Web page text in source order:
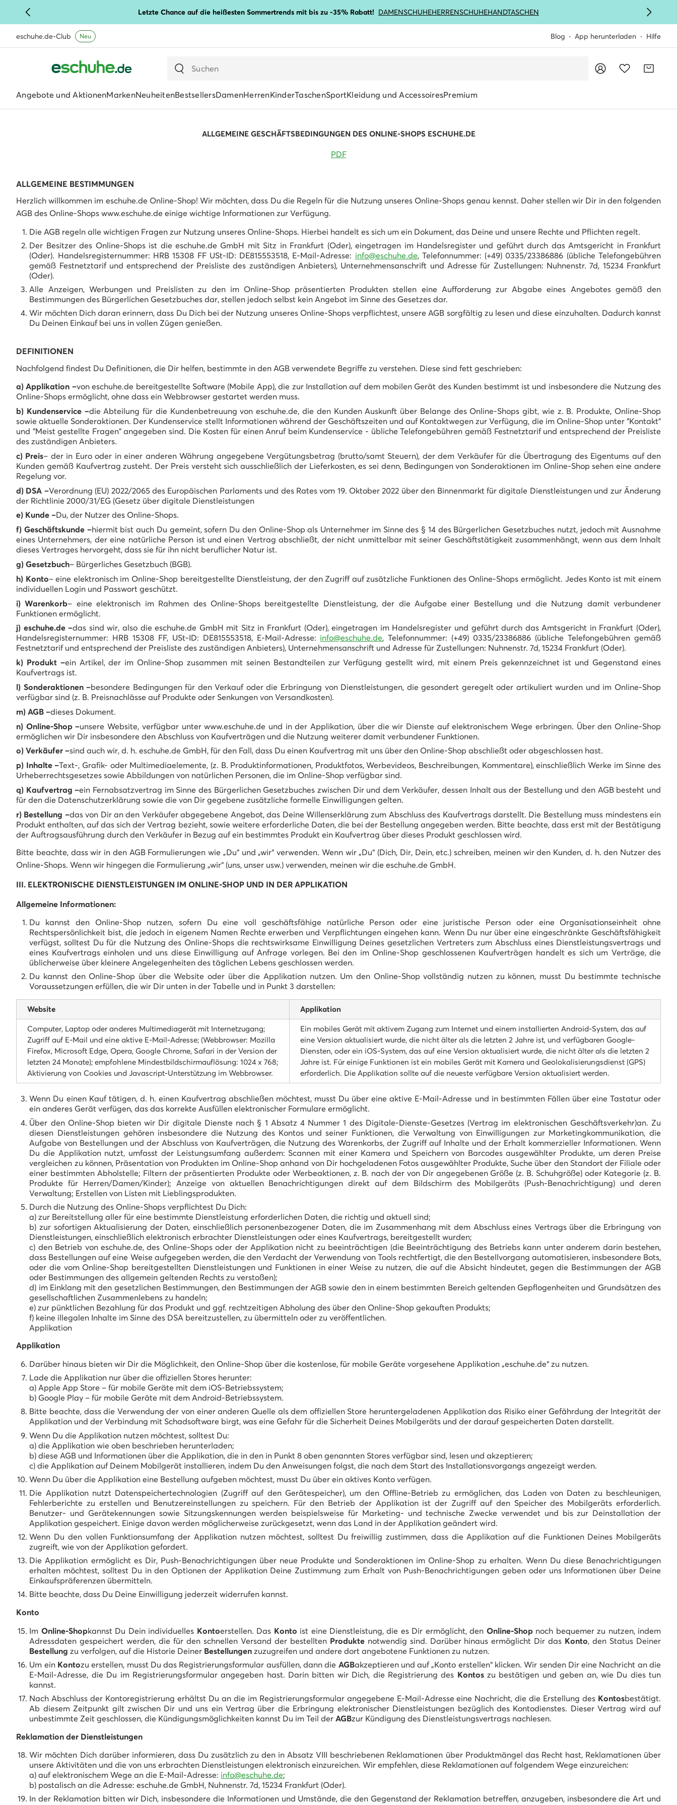
Letzte Chance auf die heißesten Sommertrends mit bis zu -35% Rabatt! DAMENSCHUHEHERRENSCHUHEHANDTASCHEN
eschuhe.de-Club Neu Blog App herunterladen Hilfe
Angebote und AktionenMarkenNeuheitenBestsellersDamenHerrenKinderTaschenSportKleidung und AccessoiresPremium
ALLGEMEINE GESCHÄFTSBEDINGUNGEN DES ONLINE-SHOPS ESCHUHE.DE
PDF
ALLGEMEINE BESTIMMUNGEN
Herzlich willkommen im eschuhe.de Online-Shop! Wir möchten, dass Du die Regeln für die Nutzung unseres Online-Shops genau kennst. Daher stellen wir Dir in den folgenden
AGB des Online-Shops www.eschuhe.de einige wichtige Informationen zur Verfügung.
Die AGB regeln alle wichtigen Fragen zur Nutzung unseres Online-Shops. Hierbei handelt es sich um ein Dokument, das Deine und unsere Rechte und Pflichten regelt.
Der Besitzer des Online-Shops ist die eschuhe.de GmbH mit Sitz in Frankfurt (Oder), eingetragen im Handelsregister und geführt durch das Amtsgericht in Frankfurt
(Oder). Handelsregisternummer: HRB 15308 FF USt-ID: DE815553518, E-Mail-Adresse: info@eschuhe.de, Telefonnummer: (+49) 0335/23386886 (übliche Telefongebühren
gemäß Festnetztarif und entsprechend der Preisliste des zuständigen Anbieters), Unternehmensanschrift und Adresse für Zustellungen: Nuhnenstr. 7d, 15234 Frankfurt
(Oder).
Alle Anzeigen, Werbungen und Preislisten zu den im Online-Shop präsentierten Produkten stellen eine Aufforderung zur Abgabe eines Angebotes gemäß den
Bestimmungen des Bürgerlichen Gesetzbuches dar, stellen jedoch selbst kein Angebot im Sinne des Gesetzes dar.
Wir möchten Dich daran erinnern, dass Du Dich bei der Nutzung unseres Online-Shops verpflichtest, unsere AGB sorgfältig zu lesen und diese einzuhalten. Dadurch kannst
Du Deinen Einkauf bei uns in vollen Zügen genießen.
DEFINITIONEN
Nachfolgend findest Du Definitionen, die Dir helfen, bestimmte in den AGB verwendete Begriffe zu verstehen. Diese sind fett geschrieben:
a) Applikation –von eschuhe.de bereitgestellte Software (Mobile App), die zur Installation auf dem mobilen Gerät des Kunden bestimmt ist und insbesondere die Nutzung des
Online-Shops ermöglicht, ohne dass ein Webbrowser gestartet werden muss.
b) Kundenservice –die Abteilung für die Kundenbetreuung von eschuhe.de, die den Kunden Auskunft über Belange des Online-Shops gibt, wie z. B. Produkte, Online-Shop
sowie aktuelle Sonderaktionen. Der Kundenservice stellt Informationen während der Geschäftszeiten und auf Kontaktwegen zur Verfügung, die im Online-Shop unter "Kontakt"
und "Meist gestellte Fragen" angegeben sind. Die Kosten für einen Anruf beim Kundenservice - übliche Telefongebühren gemäß Festnetztarif und entsprechend der Preisliste
des zuständigen Anbieters.
c) Preis– der in Euro oder in einer anderen Währung angegebene Vergütungsbetrag (brutto/samt Steuern), der dem Verkäufer für die Übertragung des Eigentums auf den
Kunden gemäß Kaufvertrag zusteht. Der Preis versteht sich ausschließlich der Lieferkosten, es sei denn, Bedingungen von Sonderaktionen im Online-Shop sehen eine andere
Regelung vor.
d) DSA –Verordnung (EU) 2022/2065 des Europäischen Parlaments und des Rates vom 19. Oktober 2022 über den Binnenmarkt für digitale Dienstleistungen und zur Änderung
der Richtlinie 2000/31/EG (Gesetz über digitale Dienstleistungen
e) Kunde –Du, der Nutzer des Online-Shops.
f) Geschäftskunde –hiermit bist auch Du gemeint, sofern Du den Online-Shop als Unternehmer im Sinne des § 14 des Bürgerlichen Gesetzbuches nutzt, jedoch mit Ausnahme
eines Unternehmers, der eine natürliche Person ist und einen Vertrag abschließt, der nicht unmittelbar mit seiner Geschäftstätigkeit zusammenhängt, wenn aus dem Inhalt
dieses Vertrages hervorgeht, dass sie für ihn nicht beruflicher Natur ist.
g) Gesetzbuch– Bürgerliches Gesetzbuch (BGB).
h) Konto– eine elektronisch im Online-Shop bereitgestellte Dienstleistung, der den Zugriff auf zusätzliche Funktionen des Online-Shops ermöglicht. Jedes Konto ist mit einem
individuellen Login und Passwort geschützt.
i) Warenkorb– eine elektronisch im Rahmen des Online-Shops bereitgestellte Dienstleistung, der die Aufgabe einer Bestellung und die Nutzung damit verbundener
Funktionen ermöglicht.
j) eschuhe.de –das sind wir, also die eschuhe.de GmbH mit Sitz in Frankfurt (Oder), eingetragen im Handelsregister und geführt durch das Amtsgericht in Frankfurt (Oder),
Handelsregisternummer: HRB 15308 FF, USt-ID: DE815553518, E-Mail-Adresse: info@eschuhe.de, Telefonnummer: (+49) 0335/23386886 (übliche Telefongebühren gemäß
Festnetztarif und entsprechend der Preisliste des zuständigen Anbieters), Unternehmensanschrift und Adresse für Zustellungen: Nuhnenstr. 7d, 15234 Frankfurt (Oder).
k) Produkt –ein Artikel, der im Online-Shop zusammen mit seinen Bestandteilen zur Verfügung gestellt wird, mit einem Preis gekennzeichnet ist und Gegenstand eines
Kaufvertrags ist.
l) Sonderaktionen –besondere Bedingungen für den Verkauf oder die Erbringung von Dienstleistungen, die gesondert geregelt oder artikuliert wurden und im Online-Shop
verfügbar sind (z. B. Preisnachlässe auf Produkte oder Senkungen von Versandkosten).
m) AGB –dieses Dokument.
n) Online-Shop –unsere Website, verfügbar unter www.eschuhe.de und in der Applikation, über die wir Dienste auf elektronischem Wege erbringen. Über den Online-Shop
ermöglichen wir Dir insbesondere den Abschluss von Kaufverträgen und die Nutzung weiterer damit verbundener Funktionen.
o) Verkäufer –sind auch wir, d. h. eschuhe.de GmbH, für den Fall, dass Du einen Kaufvertrag mit uns über den Online-Shop abschließt oder abgeschlossen hast.
p) Inhalte –Text-, Grafik- oder Multimediaelemente, (z. B. Produktinformationen, Produktfotos, Werbevideos, Beschreibungen, Kommentare), einschließlich Werke im Sinne des
Urheberrechtsgesetzes sowie Abbildungen von natürlichen Personen, die im Online-Shop verfügbar sind.
q) Kaufvertrag –ein Fernabsatzvertrag im Sinne des Bürgerlichen Gesetzbuches zwischen Dir und dem Verkäufer, dessen Inhalt aus der Bestellung und den AGB besteht und
für den die Datenschutzerklärung sowie die von Dir gegebene zusätzliche formelle Einwilligungen gelten.
r) Bestellung –das von Dir an den Verkäufer abgegebene Angebot, das Deine Willenserklärung zum Abschluss des Kaufvertrags darstellt. Die Bestellung muss mindestens ein
Produkt enthalten, auf das sich der Vertrag bezieht, sowie weitere erforderliche Daten, die bei der Bestellung angegeben werden. Bitte beachte, dass erst mit der Bestätigung
der Auftragsausführung durch den Verkäufer in Bezug auf ein bestimmtes Produkt ein Kaufvertrag über dieses Produkt geschlossen wird.
Bitte beachte, dass wir in den AGB Formulierungen wie „Du“ und „wir“ verwenden. Wenn wir „Du“ (Dich, Dir, Dein, etc.) schreiben, meinen wir den Kunden, d. h. den Nutzer des
Online-Shops. Wenn wir hingegen die Formulierung „wir“ (uns, unser usw.) verwenden, meinen wir die eschuhe.de GmbH.
III. ELEKTRONISCHE DIENSTLEISTUNGEN IM ONLINE-SHOP UND IN DER APPLIKATION
Allgemeine Informationen:
Du kannst den Online-Shop nutzen, sofern Du eine voll geschäftsfähige natürliche Person oder eine juristische Person oder eine Organisationseinheit ohne
Rechtspersönlichkeit bist, die jedoch in eigenem Namen Rechte erwerben und Verpflichtungen eingehen kann. Wenn Du nur über eine eingeschränkte Geschäftsfähigkeit
verfügst, solltest Du für die Nutzung des Online-Shops die rechtswirksame Einwilligung Deines gesetzlichen Vertreters zum Abschluss eines Dienstleistungsvertrags und
eines Kaufvertrags einholen und uns diese Einwilligung auf Anfrage vorlegen. Bei den im Online-Shop geschlossenen Kaufverträgen handelt es sich um Verträge, die
üblicherweise über kleinere Angelegenheiten des täglichen Lebens geschlossen werden.
Du kannst den Online-Shop über die Website oder über die Applikation nutzen. Um den Online-Shop vollständig nutzen zu können, musst Du bestimmte technische
Voraussetzungen erfüllen, die wir Dir unten in der Tabelle und in Punkt 3 darstellen:
Website Applikation
Computer, Laptop oder anderes Multimediagerät mit Internetzugang;
Zugriff auf E-Mail und eine aktive E-Mail-Adresse; (Webbrowser: Mozilla
Firefox, Microsoft Edge, Opera, Google Chrome, Safari in der Version der
letzten 24 Monate); empfohlene Mindestbildschirmauflösung: 1024 x 768;
Aktivierung von Cookies und Javascript-Unterstützung im Webbrowser.
Ein mobiles Gerät mit aktivem Zugang zum Internet und einem installierten Android-System, das auf
eine Version aktualisiert wurde, die nicht älter als die letzten 2 Jahre ist, und verfügbaren Google-
Diensten, oder ein iOS-System, das auf eine Version aktualisiert wurde, die nicht älter als die letzten 2
Jahre ist. Für einige Funktionen ist ein mobiles Gerät mit Kamera und Geolokalisierungsdienst (GPS)
erforderlich. Die Applikation sollte auf die neueste verfügbare Version aktualisiert werden.
Wenn Du einen Kauf tätigen, d. h. einen Kaufvertrag abschließen möchtest, musst Du über eine aktive E-Mail-Adresse und in bestimmten Fällen über eine Tastatur oder
ein anderes Gerät verfügen, das das korrekte Ausfüllen elektronischer Formulare ermöglicht.
Über den Online-Shop bieten wir Dir digitale Dienste nach § 1 Absatz 4 Nummer 1 des Digitale-Dienste-Gesetzes (Vertrag im elektronischen Geschäftsverkehr)an. Zu
diesen Dienstleistungen gehören insbesondere die Nutzung des Kontos und seiner Funktionen, die Verwaltung von Einwilligungen zur Marketingkommunikation, die
Aufgabe von Bestellungen und der Abschluss von Kaufverträgen, die Nutzung des Warenkorbs, der Zugriff auf Inhalte und der Erhalt kommerzieller Informationen. Wenn
Du die Applikation nutzt, umfasst der Leistungsumfang außerdem: Scannen mit einer Kamera und Speichern von Barcodes ausgewählter Produkte, um deren Preise
vergleichen zu können, Präsentation von Produkten im Online-Shop anhand von Dir hochgeladenen Fotos ausgewählter Produkte, Suche über den Standort der Filiale oder
einer bestimmten Abholstelle; Filtern der präsentierten Produkte oder Werbeaktionen, z. B. nach der von Dir angegebenen Größe (z. B. Schuhgröße) oder Kategorie (z. B.
Produkte für Herren/Damen/Kinder); Anzeige von aktuellen Benachrichtigungen direkt auf dem Bildschirm des Mobilgeräts (Push-Benachrichtigung) und deren
Verwaltung; Erstellen von Listen mit Lieblingsprodukten.
Durch die Nutzung des Online-Shops verpflichtest Du Dich:
a) zur Bereitstellung aller für eine bestimmte Dienstleistung erforderlichen Daten, die richtig und aktuell sind;
b) zur sofortigen Aktualisierung der Daten, einschließlich personenbezogener Daten, die im Zusammenhang mit dem Abschluss eines Vertrags über die Erbringung von
Dienstleistungen, einschließlich elektronisch erbrachter Dienstleistungen oder eines Kaufvertrags, bereitgestellt wurden;
c) den Betrieb von eschuhe.de, des Online-Shops oder der Applikation nicht zu beeinträchtigen (die Beeinträchtigung des Betriebs kann unter anderem darin bestehen,
dass Bestellungen auf eine Weise aufgegeben werden, die den Verdacht der Verwendung von Tools rechtfertigt, die den Bestellvorgang automatisieren, insbesondere Bots,
oder die vom Online-Shop bereitgestellten Dienstleistungen und Funktionen in einer Weise zu nutzen, die auf die Absicht hindeutet, gegen die Bestimmungen der AGB
oder Bestimmungen des allgemein geltenden Rechts zu verstoßen);
d) im Einklang mit den gesetzlichen Bestimmungen, den Bestimmungen der AGB sowie den in einem bestimmten Bereich geltenden Gepflogenheiten und Grundsätzen des
gesellschaftlichen Zusammenlebens zu handeln;
e) zur pünktlichen Bezahlung für das Produkt und ggf. rechtzeitigen Abholung des über den Online-Shop gekauften Produkts;
f) keine illegalen Inhalte im Sinne des DSA bereitzustellen, zu übermitteln oder zu veröffentlichen.
Applikation
Applikation
Darüber hinaus bieten wir Dir die Möglichkeit, den Online-Shop über die kostenlose, für mobile Geräte vorgesehene Applikation „eschuhe.de“ zu nutzen.
Lade die Applikation nur über die offiziellen Stores herunter:
a) Apple App Store – für mobile Geräte mit dem iOS-Betriebssystem;
b) Google Play – für mobile Geräte mit dem Android-Betriebssystem.
Bitte beachte, dass die Verwendung der von einer anderen Quelle als dem offiziellen Store heruntergeladenen Applikation das Risiko einer Gefährdung der Integrität der
Applikation und der Verbindung mit Schadsoftware birgt, was eine Gefahr für die Sicherheit Deines Mobilgeräts und der darauf gespeicherten Daten darstellt.
Wenn Du die Applikation nutzen möchtest, solltest Du:
a) die Applikation wie oben beschrieben herunterladen;
b) diese AGB und Informationen über die Applikation, die in den in Punkt 8 oben genannten Stores verfügbar sind, lesen und akzeptieren;
c) die Applikation auf Deinem Mobilgerät installieren, indem Du den Anweisungen folgst, die nach dem Start des Installationsvorgangs angezeigt werden.
Wenn Du über die Applikation eine Bestellung aufgeben möchtest, musst Du über ein aktives Konto verfügen.
Die Applikation nutzt Datenspeichertechnologien (Zugriff auf den Gerätespeicher), um den Offline-Betrieb zu ermöglichen, das Laden von Daten zu beschleunigen,
Fehlerberichte zu erstellen und Benutzereinstellungen zu speichern. Für den Betrieb der Applikation ist der Zugriff auf den Speicher des Mobilgeräts erforderlich.
Benutzer- und Gerätekennungen sowie Sitzungskennungen werden beispielsweise für Marketing- und technische Zwecke verwendet und bis zur Deinstallation der
Applikation gespeichert. Einige davon werden möglicherweise zurückgesetzt, wenn das Land in der Applikation geändert wird.
Wenn Du den vollen Funktionsumfang der Applikation nutzen möchtest, solltest Du freiwillig zustimmen, dass die Applikation auf die Funktionen Deines Mobilgeräts
zugreift, wie von der Applikation gefordert.
Die Applikation ermöglicht es Dir, Push-Benachrichtigungen über neue Produkte und Sonderaktionen im Online-Shop zu erhalten. Wenn Du diese Benachrichtigungen
erhalten möchtest, solltest Du in den Optionen der Applikation Deine Zustimmung zum Erhalt von Push-Benachrichtigungen geben oder uns Informationen über Deine
Einkaufspräferenzen übermitteln.
Bitte beachte, dass Du Deine Einwilligung jederzeit widerrufen kannst.
Konto
Im Online-Shopkannst Du Dein individuelles Kontoerstellen. Das Konto ist eine Dienstleistung, die es Dir ermöglicht, den Online-Shopnoch bequemer zu nutzen, indem
Adressdaten gespeichert werden, die für den schnellen Versand der bestellten Produktenotwendig sind. Darüber hinaus ermöglicht Dir das Konto, den Status Deiner
Bestellung zu verfolgen, auf die Historie Deiner Bestellungen zuzugreifen und andere dort angebotene Funktionen zu nutzen.
Um ein Kontozu erstellen, musst Du das Registrierungsformular ausfüllen, dann die AGBakzeptieren und auf „Konto erstellen“ klicken. Wir senden Dir eine Nachricht an die
E-Mail-Adresse, die Du im Registrierungsformular angegeben hast. Darin bitten wir Dich, die Registrierung des Kontoszu bestätigen und geben an, wie Du dies tun
kannst.
Nach Abschluss der Kontoregistrierung erhältst Du an die im Registrierungsformular angegebene E-Mail-Adresse eine Nachricht, die die Erstellung des Kontosbestätigt.
Ab diesem Zeitpunkt gilt zwischen Dir und uns ein Vertrag über die Erbringung elektronischer Dienstleistungen bezüglich des Kontodienstes. Dieser Vertrag wird auf
unbestimmte Zeit geschlossen, die Kündigungsmöglichkeiten kannst Du im Teil derAGBzur Kündigung des Dienstleistungsvertrags nachlesen.
Reklamation der Dienstleistungen
Wir möchten Dich darüber informieren, dass Du zusätzlich zu den in Absatz VIII beschriebenen Reklamationen über Produktmängel das Recht hast, Reklamationen über
unsere Aktivitäten und die von uns erbrachten Dienstleistungen elektronisch einzureichen. Wir empfehlen, diese Reklamationen auf folgendem Wege einzureichen:
a) auf elektronischem Wege an die E-Mail-Adresse: info@eschuhe.de;
b) postalisch an die Adresse: eschuhe.de GmbH, Nuhnenstr. 7d, 15234 Frankfurt (Oder).
In der Reklamation bitten wir Dich, insbesondere die Informationen und Umstände, die den Gegenstand der Reklamation betreffen, anzugeben, insbesondere die Art und